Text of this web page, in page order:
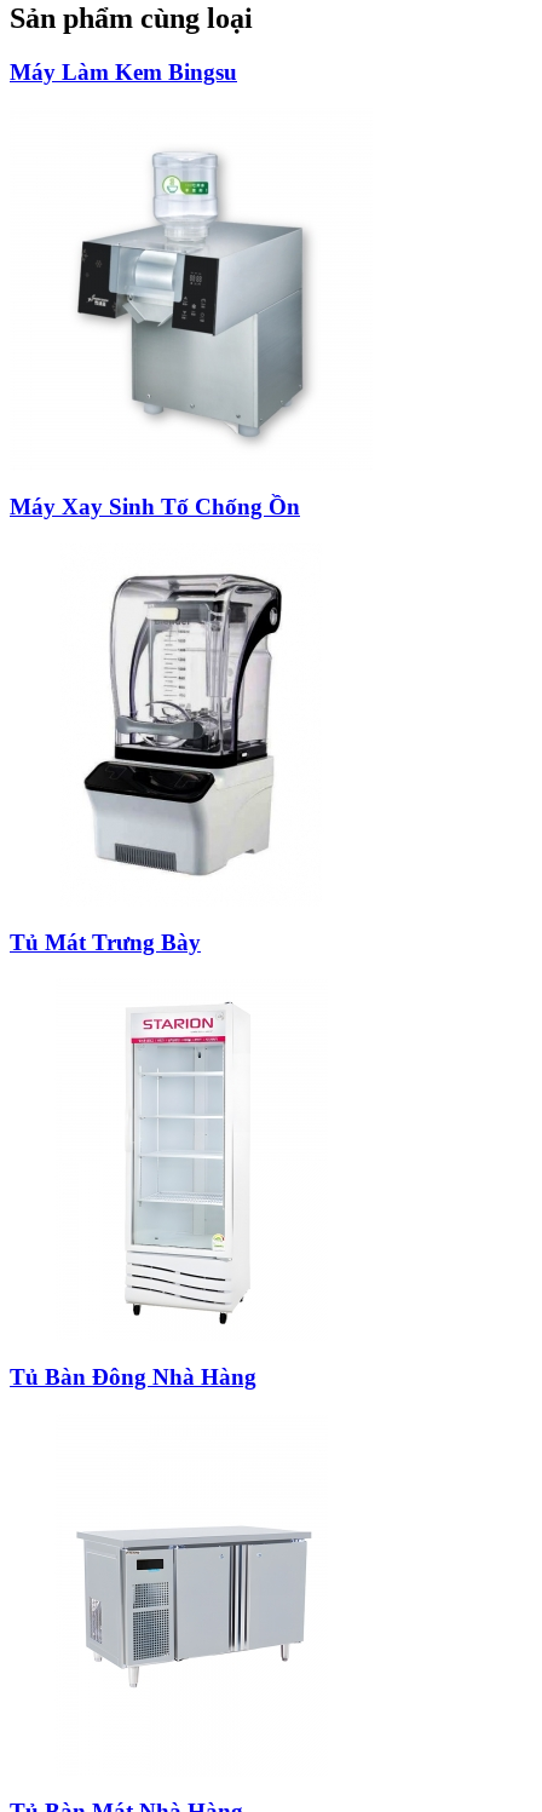
Sản phẩm cùng loại
Máy Làm Kem Bingsu
Máy Xay Sinh Tố Chống Ồn
Tủ Mát Trưng Bày
Tủ Bàn Đông Nhà Hàng